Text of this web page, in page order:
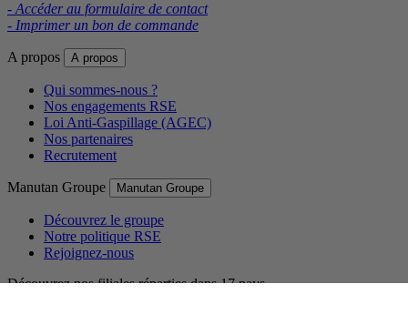
- Accéder au formulaire de contact
- Imprimer un bon de commande
A propos A propos
Qui sommes-nous ?
Nos engagements RSE
Loi Anti-Gaspillage (AGEC)
Nos partenaires
Recrutement
Manutan Groupe Manutan Groupe
Découvrez le groupe
Notre politique RSE
Rejoignez-nous
Découvrez nos filiales réparties dans 17 pays.